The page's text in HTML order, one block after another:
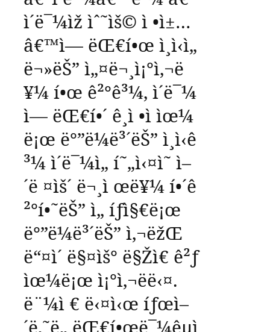
ì´ë¯¼ìž ìˆ˜ìš© ì •ì±…
â€™ì— ëŒ€í•œ ì¸ì‹ì„
ë¬»ëŠ” ì„¤ë¬¸ì¡°ì‚¬ë
¥¼í•œ ê²°ê³¼, ì´ë¯¼
ì— ëŒ€í•´ ê¸ì •ì ìœ¼
ë¡œ ë°”ë¼ë³´ëŠ” ì¸ì‹ê
³¼ì´ë¯¼ì„ í˜„ì‹¤ì˜ ì–
´ë ¤ìš´ ë¬¸ì œë¥¼í•´ê
²°í•˜ëŠ” ì„ íƒì§€ë¡œ
ë°”ë¼ë³´ëŠ” ì‚¬ëžŒ
ë“¤ì´ ë§¤ìš° ë§Žì€ ê²ƒ
ìœ¼ë¡œ ì¡°ì‚¬ëë‹¤.
ë¨¼ì € ë‹¤ì‹œ íƒœì–
´ë‚˜ë„ ëŒ€í•œë¯¼êµ­ì